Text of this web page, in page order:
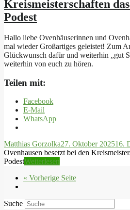
Kreismeisterschaften
Podest
Hallo liebe Ovenhäuserinnen und
mal wieder Großartiges geleistet! Zum
Glückwunsch dafür und weiterhin „gut
weiterhin von euch zu hören.
Teilen mit:
Facebook
E-Mail
WhatsApp
Matthias Gorzolka27. Oktober 202516.
Ovenhausen besetzt bei den
PodestWeiterlesen
« Vorherige Seite
Suche